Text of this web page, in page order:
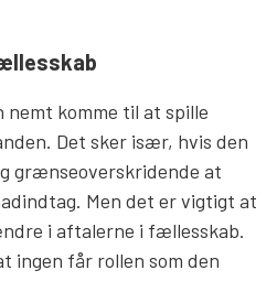
nemt komme til at spille
Det sker især, hvis den
grænseoverskridende at
Men det er vigtigt at
i aftalerne i fællesskab.
ingen får rollen som den